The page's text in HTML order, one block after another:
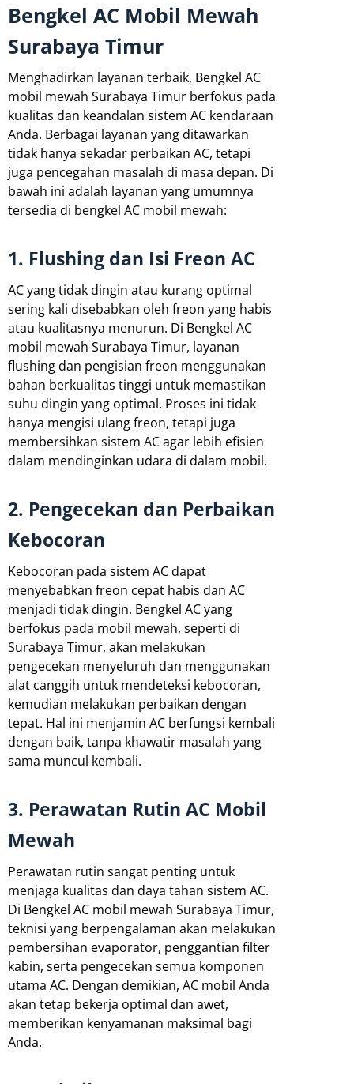
Bengkel AC Mobil Mewah
Surabaya Timur
Menghadirkan layanan terbaik, Bengkel AC
mobil mewah Surabaya Timur berfokus pada
kualitas dan keandalan sistem AC kendaraan
Anda. Berbagai layanan yang ditawarkan
tidak hanya sekadar perbaikan AC, tetapi
juga pencegahan masalah di masa depan. Di
bawah ini adalah layanan yang umumnya
tersedia di bengkel AC mobil mewah:
1. Flushing dan Isi Freon AC
AC yang tidak dingin atau kurang optimal
sering kali disebabkan oleh freon yang habis
atau kualitasnya menurun. Di Bengkel AC
mobil mewah Surabaya Timur, layanan
flushing dan pengisian freon menggunakan
bahan berkualitas tinggi untuk memastikan
suhu dingin yang optimal. Proses ini tidak
hanya mengisi ulang freon, tetapi juga
membersihkan sistem AC agar lebih efisien
dalam mendinginkan udara di dalam mobil.
2. Pengecekan dan Perbaikan
Kebocoran
Kebocoran pada sistem AC dapat
menyebabkan freon cepat habis dan AC
menjadi tidak dingin. Bengkel AC yang
berfokus pada mobil mewah, seperti di
Surabaya Timur, akan melakukan
pengecekan menyeluruh dan menggunakan
alat canggih untuk mendeteksi kebocoran,
kemudian melakukan perbaikan dengan
tepat. Hal ini menjamin AC berfungsi kembali
dengan baik, tanpa khawatir masalah yang
sama muncul kembali.
3. Perawatan Rutin AC Mobil
Mewah
Perawatan rutin sangat penting untuk
menjaga kualitas dan daya tahan sistem AC.
Di Bengkel AC mobil mewah Surabaya Timur,
teknisi yang berpengalaman akan melakukan
pembersihan evaporator, penggantian filter
kabin, serta pengecekan semua komponen
utama AC. Dengan demikian, AC mobil Anda
akan tetap bekerja optimal dan awet,
memberikan kenyamanan maksimal bagi
Anda.